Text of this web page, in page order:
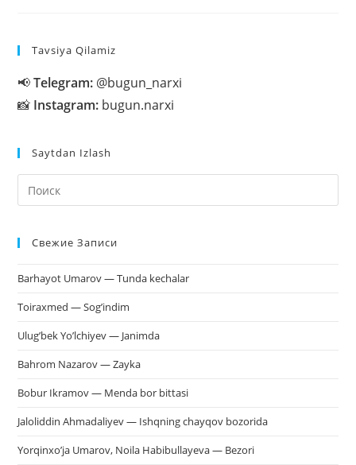
Tavsiya Qilamiz
📢Telegram: @bugun_narxi
📸 Instagram: bugun.narxi
Saytdan Izlash
Свежие Записи
Barhayot Umarov — Tunda kechalar
Toiraxmed — Sog’indim
Ulug’bek Yo’lchiyev — Janimda
Bahrom Nazarov — Zayka
Bobur Ikramov — Menda bor bittasi
Jaloliddin Ahmadaliyev — Ishqning chayqov bozorida
Yorqinxo’ja Umarov, Noila Habibullayeva — Bezori